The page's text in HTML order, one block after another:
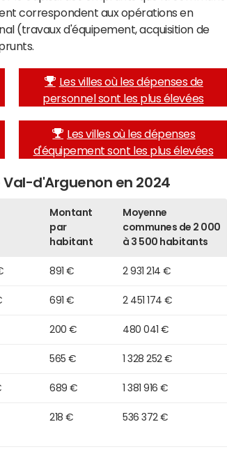
correspondent aux opérations en
(travaux d'équipement, acquisition de
Les villes où les dépenses de
personnel sont les plus élevées
Les villes où les dépenses
d'équipement sont les plus élevées
d'Arguenon en 2024
Montant
par
habitant
Moyenne
communes de 2 000
à 3 500 habitants
891 € 2 931 214 €
691 € 2 451 174 €
200 € 480 041 €
565 € 1 328 252 €
689 € 1 381 916 €
218 € 536 372 €